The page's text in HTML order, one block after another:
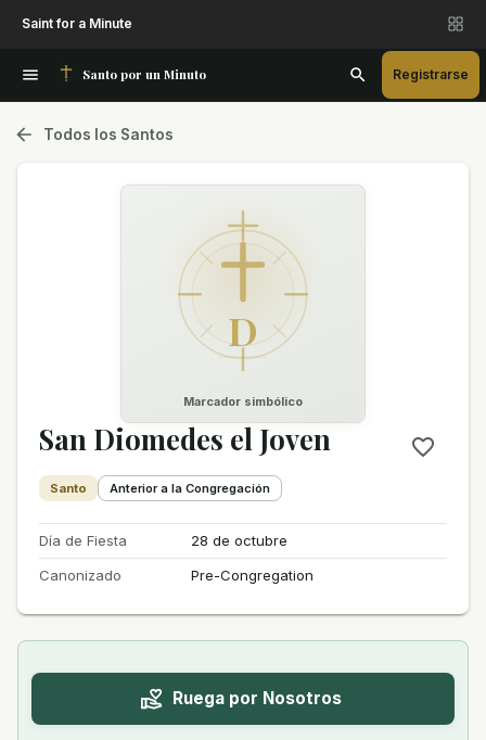
Saint for a Minute
Santo por un Minuto Registrarse
Todos los Santos
D
Marcador simbólico
San Diomedes el Joven
Santo Anterior a la Congregación
Día de Fiesta
28 de octubre
Canonizado
Pre-Congregation
Ruega por Nosotros